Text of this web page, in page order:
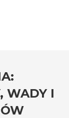
WADY I